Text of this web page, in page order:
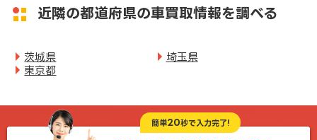
近隣の都道府県の車買取情報を調べる
茨城県
埼玉県
東京都
簡単20秒で入力完了!